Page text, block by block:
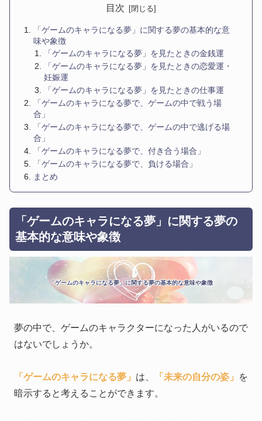
目次
「ゲームのキャラになる夢」に関する夢の基本的な意
味や象徴
「ゲームのキャラになる夢」を見たときの金銭運
「ゲームのキャラになる夢」を見たときの恋愛運・
妊娠運
「ゲームのキャラになる夢」を見たときの仕事運
「ゲームのキャラになる夢で、ゲームの中で戦う場
合」
「ゲームのキャラになる夢で、ゲームの中で逃げる場
合」
「ゲームのキャラになる夢で、付き合う場合」
「ゲームのキャラになる夢で、負ける場合」
まとめ
「ゲームのキャラになる夢」に関する夢の
基本的な意味や象徴
「ゲームのキャラになる夢」に関する夢の基本的な意味や象徴
夢の中で、ゲームのキャラクターになった人がいるので
はないでしょうか。
「ゲームのキャラになる夢」 は、 「未来の自分の姿」
を
暗示すると考えることができます。